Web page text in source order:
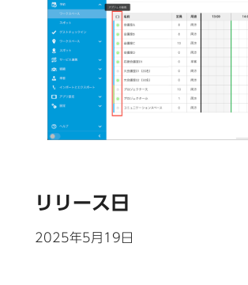
リリース日
2025年5月19日